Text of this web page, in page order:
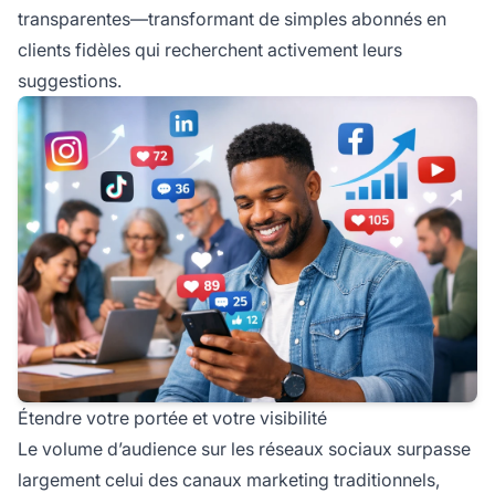
transparentes—transformant de simples abonnés en
clients fidèles qui recherchent activement leurs
suggestions.
Étendre votre portée et votre visibilité
Le volume d’audience sur les réseaux sociaux surpasse
largement celui des canaux marketing traditionnels,